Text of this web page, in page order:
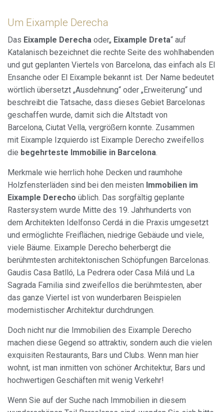
Um Eixample Derecha
Das Eixample Derecha oder„ Eixample Dreta“ auf
Katalanisch bezeichnet die rechte Seite des wohlhabenden
und gut geplanten Viertels von Barcelona, das einfach als El
Ensanche oder El Eixample bekannt ist. Der Name bedeutet
wörtlich übersetzt „Ausdehnung“ oder „Erweiterung“ und
beschreibt die Tatsache, dass dieses Gebiet Barcelonas
geschaffen wurde, damit sich die Altstadt von
Barcelona, Ciutat Vella, vergrößern konnte. Zusammen
mit Eixample Izquierdo ist Eixample Derecho zweifellos
die begehrteste Immobilie in Barcelona.
Merkmale wie herrlich hohe Decken und raumhohe
Holzfensterläden sind bei den meisten Immobilien im
Eixample Derecho üblich. Das sorgfältig geplante
Rastersystem wurde Mitte des 19. Jahrhunderts von
dem Architekten Idelfonso Cerdá in die Praxis umgesetzt
und ermöglichte Freiflächen, niedrige Gebäude und viele,
viele Bäume. Eixample Derecho beherbergt die
berühmtesten architektonischen Schöpfungen Barcelonas.
Gaudis Casa Batlló, La Pedrera oder Casa Milá und La
Sagrada Familia sind zweifellos die berühmtesten, aber
das ganze Viertel ist von wunderbaren Beispielen
modernistischer Architektur durchdrungen.
Doch nicht nur die Immobilien des Eixample Derecho
machen diese Gegend so attraktiv, sondern auch die vielen
exquisiten Restaurants, Bars und Clubs. Wenn man hier
wohnt, ist man inmitten von schöner Architektur, Bars und
hochwertigen Geschäften mit wenig Verkehr!
Wenn Sie auf der Suche nach Immobilien in diesem
Marketing und Publizität
Diese Cookies werden verwendet, um Informationen über
die Präferenzen und persönlichen Entscheidungen des
Benutzers durch die kontinuierliche Beobachtung seiner
Surfgewohnheiten zu speichern. Dank ihnen können wir
die Surfgewohnheiten auf der Website kennen und
Werbung in Bezug auf das Surfprofil des Benutzers
anzeigen.